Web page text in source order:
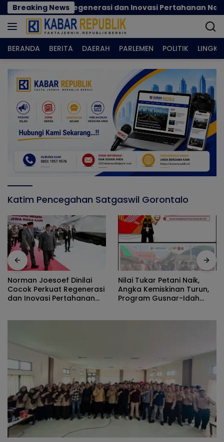
Langsung
ke
konten
Breaking News
Perkuat Regenerasi dan Inovasi Pertahanan Nasional
BERANDA BERITA DAERAH PARLEMEN POLITIK
Katim Pencegahan Satgaswil Gorontalo
Norman Joesoef Dinilai
Cocok Perkuat Regenerasi
dan Inovasi Pertahanan
Nilai Tukar Petani Naik,
Angka Kemiskinan Turun,
Program Gusnar-Idah